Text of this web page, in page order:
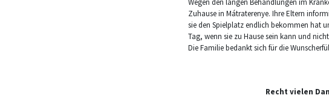
Wegen den langen Behandlungen im
Zuhause in Mátraterenye. Ihre Eltern
sie den Spielplatz endlich bekommen hat
Tag, wenn sie zu Hause sein kann und
Die Familie bedankt sich für die
Recht vielen